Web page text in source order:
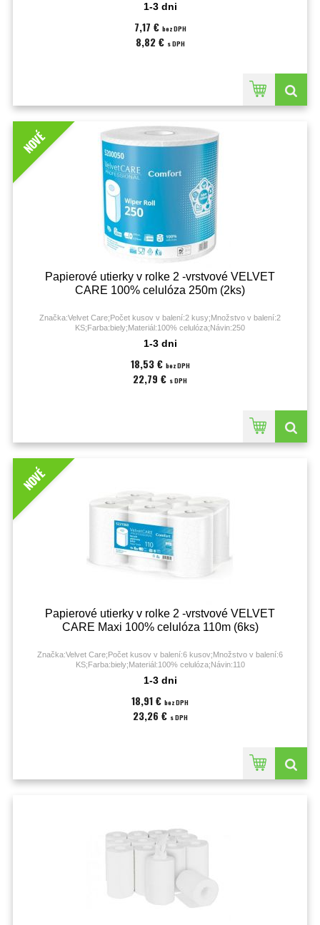
1-3 dni
7,17 € bez DPH
8,82 € s DPH
NOVÉ
Papierové utierky v rolke 2 -vrstvové VELVET
CARE 100% celulóza 250m (2ks)
Značka:Velvet Care;Počet kusov v balení:2 kusy;Množstvo v balení:2
KS;Farba:biely;Materiál:100% celulóza;Návin:250
1-3 dni
18,53 € bez DPH
22,79 € s DPH
NOVÉ
Papierové utierky v rolke 2 -vrstvové VELVET
CARE Maxi 100% celulóza 110m (6ks)
Značka:Velvet Care;Počet kusov v balení:6 kusov;Množstvo v balení:6
KS;Farba:biely;Materiál:100% celulóza;Návin:110
1-3 dni
18,91 € bez DPH
23,26 € s DPH